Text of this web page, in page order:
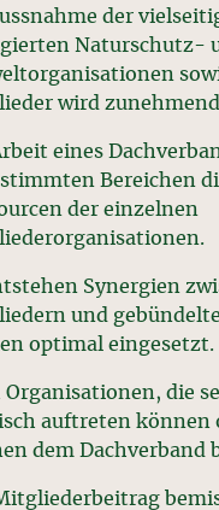
der
Naturschutz-
wird
eines
Bereichen
der einzelnen
Synergien
und
optimal eingesetzt.
Organisationen, die
auftreten können
dem Dachverband